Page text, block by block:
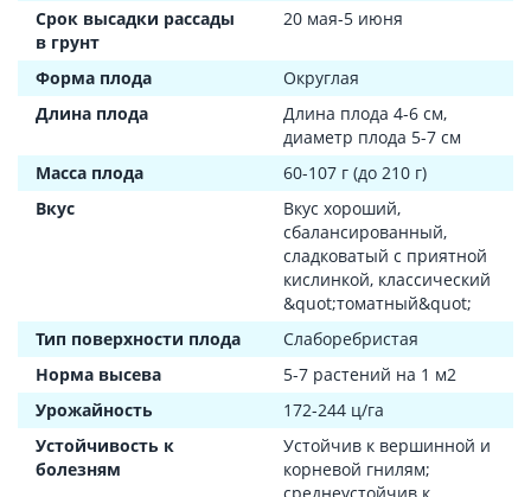
Срок высадки рассады
в грунт
20 мая-5 июня
Форма плода
Округлая
Длина плода
Длина плода 4-6 см,
диаметр плода 5-7 см
Масса плода
60-107 г (до 210 г)
Вкус
Вкус хороший,
сбалансированный,
сладковатый с приятной
кислинкой, классический
&quot;томатный&quot;
Тип поверхности плода
Слаборебристая
Норма высева
5-7 растений на 1 м2
Урожайность
172-244 ц/га
Устойчивость к
болезням
Устойчив к вершинной и
корневой гнилям;